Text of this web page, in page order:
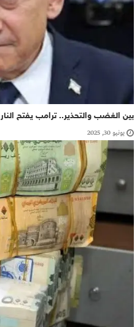
بين الغضب والتحذير.. ترامب يفتح
يونيو 30, 2025